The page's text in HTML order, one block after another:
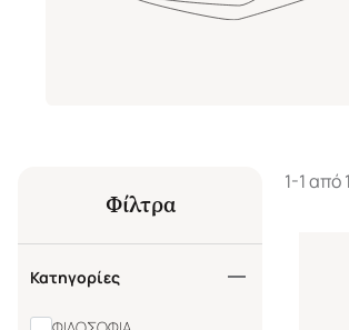
Φίλτρα
Κατηγορίες
1-1 από